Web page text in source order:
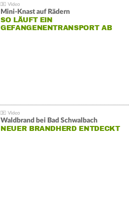
Mini-Knast auf Rädern
SO LÄUFT EIN
GEFANGENENTRANSPORT AB
Waldbrand bei Bad Schwalbach
NEUER BRANDHERD ENTDECKT